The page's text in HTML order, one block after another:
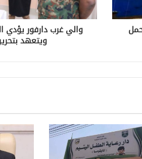
والي غرب دارفور يؤدي
ويتعهد